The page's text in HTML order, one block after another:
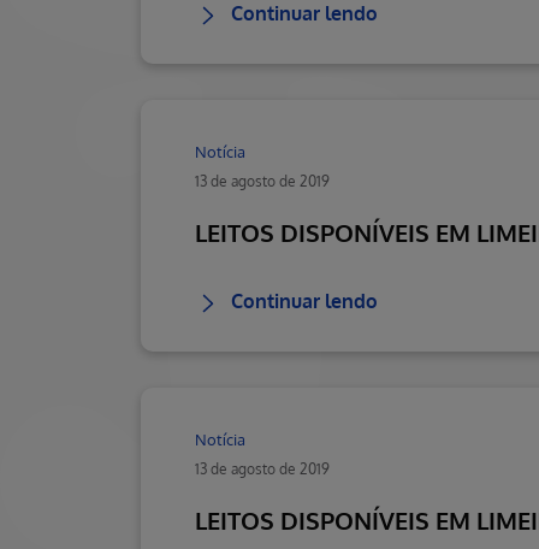
Continuar lendo
Notícia
13 de agosto de 2019
LEITOS DISPONÍVEIS EM
Continuar lendo
Notícia
13 de agosto de 2019
LEITOS DISPONÍVEIS EM